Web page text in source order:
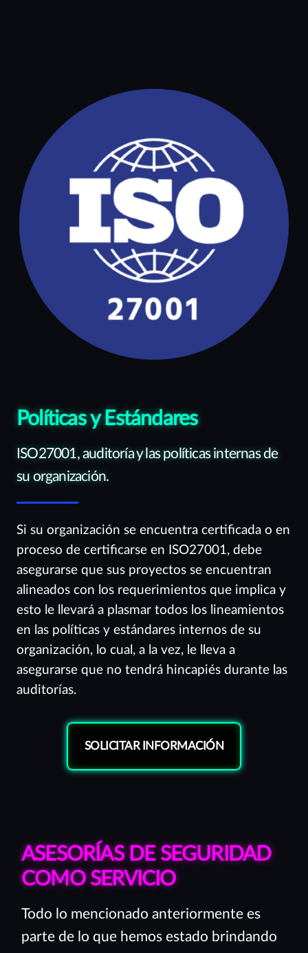
Políticas y Estándares
ISO27001, auditoría y las políticas internas de
su organización.
Si su organización se encuentra certificada o en
proceso de certificarse en ISO27001, debe
asegurarse que sus proyectos se encuentran
alineados con los requerimientos que implica y
esto le llevará a plasmar todos los lineamientos
en las políticas y estándares internos de su
organización, lo cual, a la vez, le lleva a
asegurarse que no tendrá hincapiés durante las
auditorías.
SOLICITAR INFORMACIÓN
ASESORÍAS DE SEGURIDAD
COMO SERVICIO
Todo lo mencionado anteriormente es
parte de lo que hemos estado brindando